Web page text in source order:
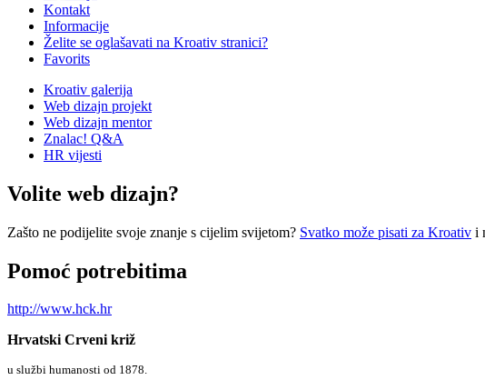
Kontakt
Informacije
Želite se oglašavati na Kroativ stranici?
Favorits
Kroativ galerija
Web dizajn projekt
Web dizajn mentor
Znalac! Q&A
HR vijesti
Volite web dizajn?
Zašto ne podijelite svoje znanje s cijelim svijetom? Svatko može pisati za Kroativ i
Pomoć potrebitima
http://www.hck.hr
Hrvatski Crveni križ
u službi humanosti od 1878.